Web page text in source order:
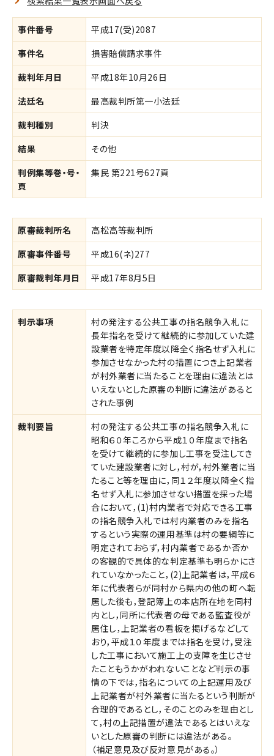
事件番号
平成17(受)2087
事件名
損害賠償請求事件
裁判年月日
平成18年10月26日
法廷名
最高裁判所第一小法廷
裁判種別
判決
結果
その他
判例集等巻・号・
頁
集民 第221号627頁
原審裁判所名
高松高等裁判所
原審事件番号
平成16(ネ)277
原審裁判年月日
平成17年8月5日
判示事項
村の発注する公共工事の指名競争入札に
長年指名を受けて継続的に参加していた建
設業者を特定年度以降全く指名せず入札に
参加させなかった村の措置につき上記業者
が村外業者に当たることを理由に違法とは
いえないとした原審の判断に違法があると
された事例
裁判要旨
村の発注する公共工事の指名競争入札に
昭和６０年ころから平成１０年度まで指名
を受けて継続的に参加し工事を受注してき
ていた建設業者に対し，村が，村外業者に当
たること等を理由に，同１２年度以降全く指
名せず入札に参加させない措置を採った場
合において，(1)村内業者で対応できる工事
の指名競争入札では村内業者のみを指名
するという実際の運用基準は村の要綱等に
明定されておらず，村内業者であるか否か
の客観的で具体的な判定基準も明らかにさ
れていなかったこと，(2)上記業者は，平成６
年に代表者らが同村から県内の他の町へ転
居した後も，登記簿上の本店所在地を同村
内とし，同所に代表者の母である監査役が
居住し，上記業者の看板を掲げるなどして
おり，平成１０年度までは指名を受け，受注
した工事において施工上の支障を生じさせ
たこともうかがわれないことなど判示の事
情の下では，指名についての上記運用及び
上記業者が村外業者に当たるという判断が
合理的であるとし，そのことのみを理由とし
て，村の上記措置が違法であるとはいえな
いとした原審の判断には違法がある。
（補足意見及び反対意見がある。）